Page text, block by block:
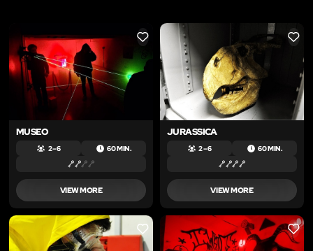
LIKE
MUSEO
2 – 6 60 MIN.
VIEW MORE
LIKE
JURASSICA
2 – 6 60 MIN.
VIEW MORE
LIKE LIKE